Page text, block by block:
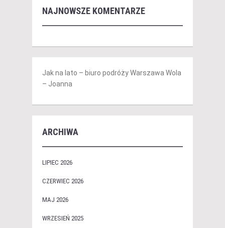
NAJNOWSZE KOMENTARZE
Jak na lato – biuro podróży Warszawa Wola
– Joanna
ARCHIWA
LIPIEC 2026
CZERWIEC 2026
MAJ 2026
WRZESIEŃ 2025